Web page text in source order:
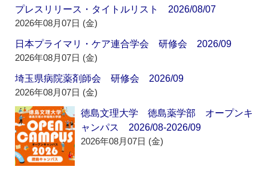
プレスリリース・タイトルリスト 2026/08/07
2026年08月07日 (金)
日本プライマリ・ケア連合学会 研修会 2026/09
2026年08月07日 (金)
埼玉県病院薬剤師会 研修会 2026/09
2026年08月07日 (金)
徳島文理大学 徳島薬学部 オープンキ
ャンパス 2026/08-2026/09
2026年08月07日 (金)